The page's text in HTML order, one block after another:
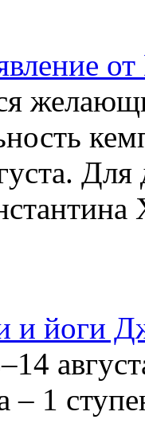
Для
и йоги
– 1